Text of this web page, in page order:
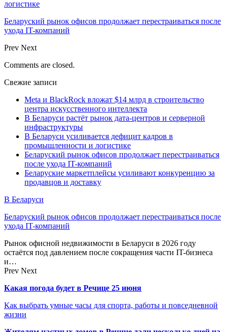
логистике
Беларуский рынок офисов продолжает перестраиваться после
ухода IT-компаний
Prev Next
Comments are closed.
Свежие записи
Meta и BlackRock вложат $14 млрд в строительство
центра искусственного интеллекта
В Беларуси растёт рынок дата-центров и серверной
инфраструктуры
В Беларуси усиливается дефицит кадров в
промышленности и логистике
Беларуский рынок офисов продолжает перестраиваться
после ухода IT-компаний
Беларуские маркетплейсы усиливают конкуренцию за
продавцов и доставку
В Беларуси
Беларуский рынок офисов продолжает перестраиваться после
ухода IT-компаний
Рынок офисной недвижимости в Беларуси в 2026 году
остаётся под давлением после сокращения части IT-бизнеса
и…
Prev Next
Какая погода будет в Речице 25 июня
Как выбрать умные часы для спорта, работы и повседневной
жизни